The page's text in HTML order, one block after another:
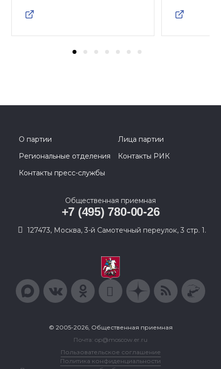
О партии
Лица партии
Региональные отделения
Контакты РИК
Контакты пресс-службы
Общественная приемная
+7 (495) 780-00-26
127473, Москва, 3-й Самотечный переулок, 3 стр. 1.
© 2005-2026, Общественная приемная
Почта: op@moscow.er.ru
Пользовательское соглашение
Политика конфиденциальности